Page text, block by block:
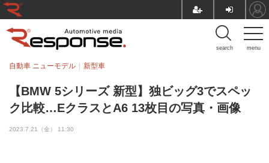
menu
search
【BMW 5シリーズ 新型】独ビッグ3でスペッ
ク比較…EクラスとA6 13枚目の写真・画像
自動車 ニューモデル 新型車
2023.7.21（金） 11:30